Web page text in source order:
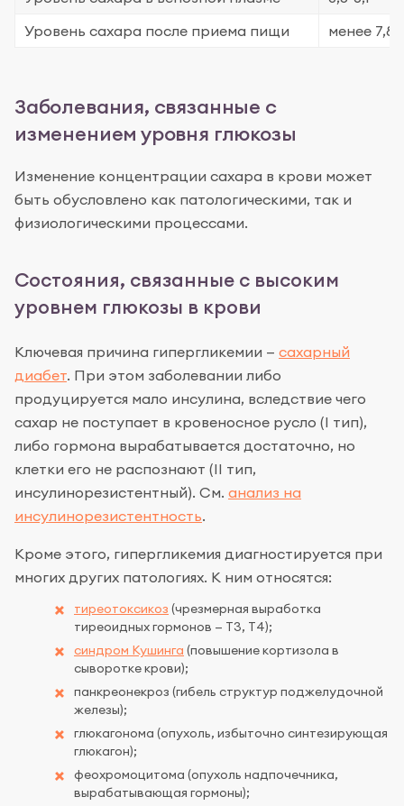
Уровень сахара после приема пищи
менее 7,8
Заболевания, связанные с
изменением уровня глюкозы
Изменение концентрации сахара в крови может
быть обусловлено как патологическими, так и
физиологическими процессами.
Состояния, связанные с высоким
уровнем глюкозы в крови
Ключевая причина гипергликемии — сахарный
диабет. При этом заболевании либо
продуцируется мало инсулина, вследствие чего
сахар не поступает в кровеносное русло (I тип),
либо гормона вырабатывается достаточно, но
клетки его не распознают (II тип,
инсулинорезистентный). См. анализ на
инсулинорезистентность.
Кроме этого, гипергликемия диагностируется при
многих других патологиях. К ним относятся:
тиреотоксикоз (чрезмерная выработка
тиреоидных гормонов — Т3, Т4);
синдром Кушинга (повышение кортизола в
сыворотке крови);
панкреонекроз (гибель структур поджелудочной
железы);
глюкагонома (опухоль, избыточно синтезирующая
глюкагон);
феохромоцитома (опухоль надпочечника,
вырабатывающая гормоны);